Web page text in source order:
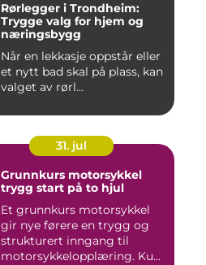
Rørlegger i Trondheim:
Trygge valg for hjem og
næringsbygg
Når en lekkasje oppstår eller
et nytt bad skal på plass, kan
valget av rørl...
31. jul
Grunnkurs motorsykkel
trygg start på to hjul
Et grunnkurs motorsykkel
gir nye førere en trygg og
strukturert inngang til
motorsykkelopplæring. Ku...